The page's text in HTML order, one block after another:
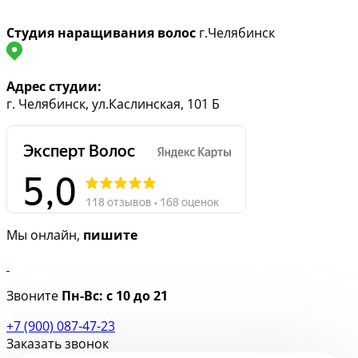
Студия наращивания волос г.Челябинск
Адрес студии:
г. Челябинск, ул.Каслинская, 101 Б
Мы онлайн, пишите
Звоните Пн-Вс: с 10 до 21
+7 (900) 087-47-23
Заказать звонок